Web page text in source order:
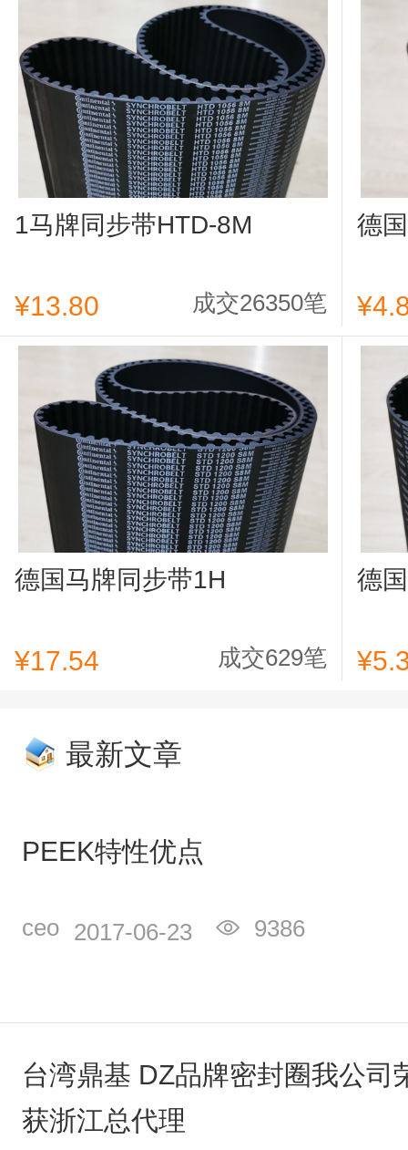
1马牌同步带HTD-8M
¥13.80 成交26350笔
德
德国马牌同步带1H
¥17.54 成交629笔
德
最新文章
PEEK特性优点
ceo 2017-06-23 9386
台湾​鼎基 DZ品牌密封圈我公司
获浙江总代理